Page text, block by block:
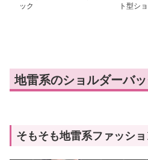
ック
ト型シ
地雷系のショルダーバ
そもそも地雷系ファッショ